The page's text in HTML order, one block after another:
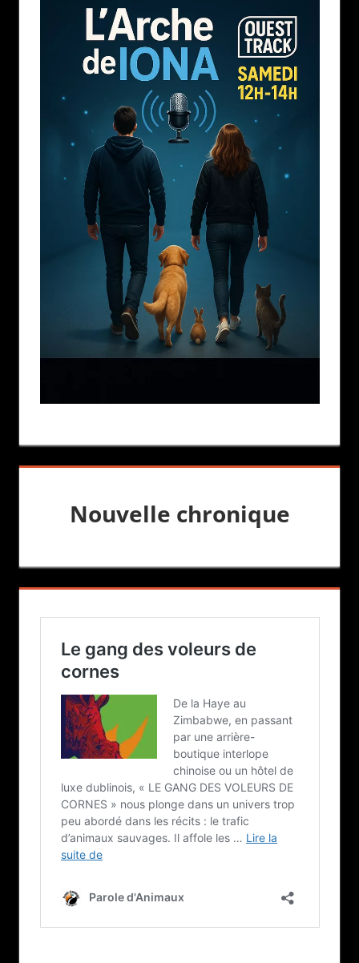
Nouvelle chronique